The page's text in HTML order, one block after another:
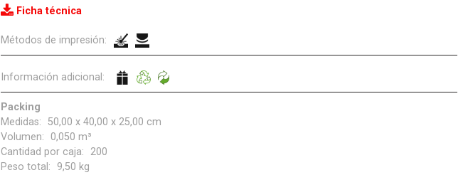
Ficha técnica
Métodos de impresión:
Información adicional:
Packing
Medidas:
50,00 x 40,00 x 25,00 cm
Volumen:
0,050 m³
Cantidad por caja:
200
Peso total:
9,50 kg